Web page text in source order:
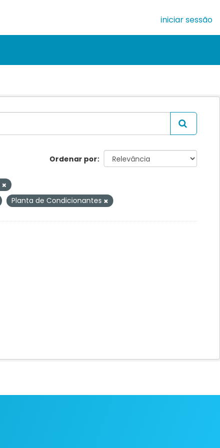
iniciar sessão
Ordenar por
Planta de Condicionantes